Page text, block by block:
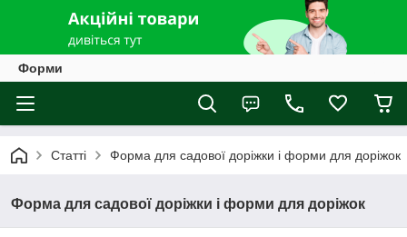
Форми
Статті Форма для садової доріжки і форми для доріжок
Форма для садової доріжки і форми для доріжок